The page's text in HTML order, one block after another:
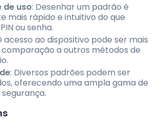
de uso: Desenhar um padrão é
mais rápido e intuitivo do que
ou senha.
acesso ao dispositivo pode ser mais
a outros métodos de
: Diversos padrões podem ser
oferecendo uma ampla gama de